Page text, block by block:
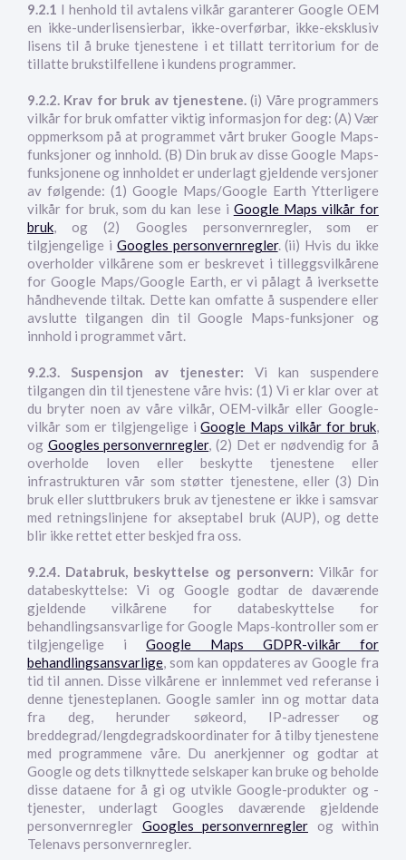
9.2.1 I henhold til avtalens vilkår garanterer Google OEM
en ikke-underlisensierbar, ikke-overførbar, ikke-eksklusiv
lisens til å bruke tjenestene i et tillatt territorium for de
tillatte brukstilfellene i kundens programmer.
9.2.2. Krav for bruk av tjenestene.(i) Våre programmers
vilkår for bruk omfatter viktig informasjon for deg: (A) Vær
oppmerksom på at programmet vårt bruker Google Maps-
funksjoner og innhold. (B) Din bruk av disse Google Maps-
funksjonene og innholdet er underlagt gjeldende versjoner
av følgende: (1) Google Maps/Google Earth Ytterligere
vilkår for bruk, som du kan lese i Google Maps vilkår for
bruk, og (2) Googles personvernregler, som er
tilgjengelige i Googles personvernregler. (ii) Hvis du ikke
overholder vilkårene som er beskrevet i tilleggsvilkårene
for Google Maps/Google Earth, er vi pålagt å iverksette
håndhevende tiltak. Dette kan omfatte å suspendere eller
avslutte tilgangen din til Google Maps-funksjoner og
innhold i programmet vårt.
9.2.3. Suspensjon av tjenester: Vi kan suspendere
tilgangen din til tjenestene våre hvis: (1) Vi er klar over at
du bryter noen av våre vilkår, OEM-vilkår eller Google-
vilkår som er tilgjengelige iGoogle Maps vilkår for bruk,
og Googles personvernregler, (2) Det er nødvendig for å
overholde loven eller beskytte tjenestene eller
infrastrukturen vår som støtter tjenestene, eller (3) Din
bruk eller sluttbrukers bruk av tjenestene er ikke i samsvar
med retningslinjene for akseptabel bruk (AUP), og dette
blir ikke rettet etter beskjed fra oss.
9.2.4. Databruk, beskyttelse og personvern: Vilkår for
databeskyttelse: Vi og Google godtar de daværende
gjeldende vilkårene for databeskyttelse for
behandlingsansvarlige for Google Maps-kontroller som er
tilgjengelige i Google Maps GDPR-vilkår for
behandlingsansvarlige, som kan oppdateres av Google fra
tid til annen. Disse vilkårene er innlemmet ved referanse i
denne tjenesteplanen. Google samler inn og mottar data
fra deg, herunder søkeord, IP-adresser og
breddegrad/lengdegradskoordinater for å tilby tjenestene
med programmene våre. Du anerkjenner og godtar at
Google og dets tilknyttede selskaper kan bruke og beholde
disse dataene for å gi og utvikle Google-produkter og -
tjenester, underlagt Googles daværende gjeldende
personvernregler Googles personvernregler og within
Telenavs personvernregler.